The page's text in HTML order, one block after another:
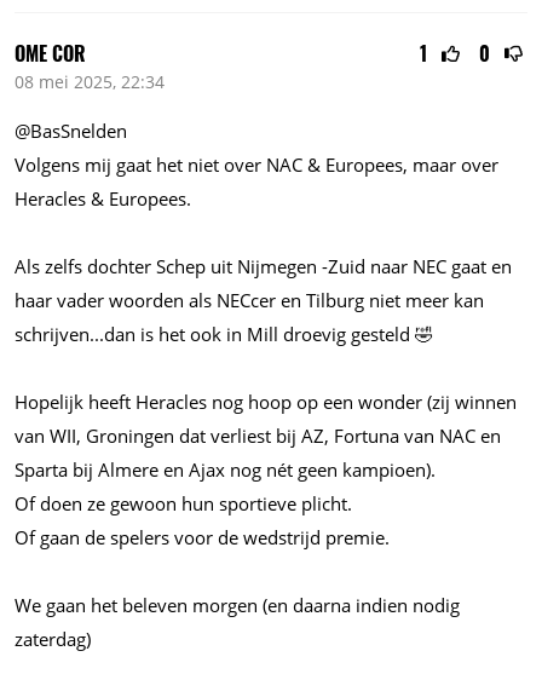
1 0
OME COR
08 mei 2025, 22:34
@BasSnelden
Volgens mij gaat het niet over NAC & Europees, maar over
Heracles & Europees.
Als zelfs dochter Schep uit Nijmegen -Zuid naar NEC gaat en
haar vader woorden als NECcer en Tilburg niet meer kan
schrijven...dan is het ook in Mill droevig gesteld 🤣
Hopelijk heeft Heracles nog hoop op een wonder (zij winnen
van WII, Groningen dat verliest bij AZ, Fortuna van NAC en
Sparta bij Almere en Ajax nog nét geen kampioen).
Of doen ze gewoon hun sportieve plicht.
Of gaan de spelers voor de wedstrijd premie.
We gaan het beleven morgen (en daarna indien nodig
zaterdag)